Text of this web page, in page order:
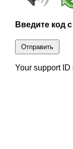
Введите код
Отправить
Your support